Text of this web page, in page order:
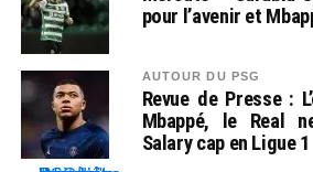
pour l’avenir et
AUTOUR DU PSG
Revue de Presse :
Mbappé, le Real
Salary cap en Ligue 1